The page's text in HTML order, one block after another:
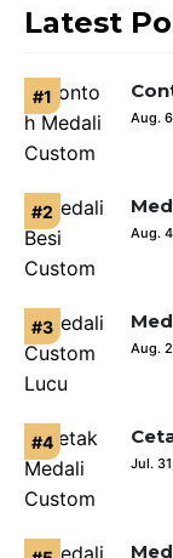
Latest
Aug.
Aug.
Aug.
Jul.